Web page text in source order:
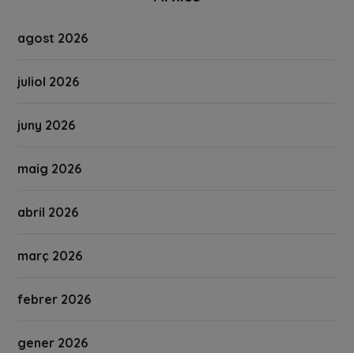
agost 2026
juliol 2026
juny 2026
maig 2026
abril 2026
març 2026
febrer 2026
gener 2026